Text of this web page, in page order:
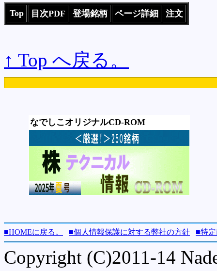
Top 目次PDF 登場銘柄 ページ詳細 注文
↑ Top へ戻る。
なでしこオリジナルCD-ROM
■HOMEに戻る。 ■個人情報保護に対する弊社の方針 ■特
Copyright (C)2011-14